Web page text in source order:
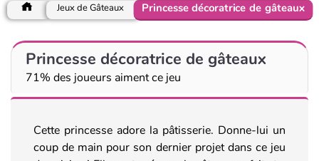
Jeux de Gâteaux Princesse décoratrice de gâteaux
Princesse décoratrice de gâteaux
71% des joueurs aiment ce jeu
Cette princesse adore la pâtisserie. Donne-lui un
coup de main pour son dernier projet dans ce jeu